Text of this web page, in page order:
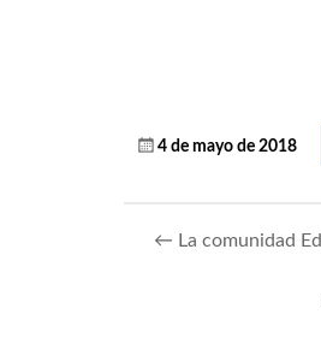
4 de mayo de 2018
← La comunidad